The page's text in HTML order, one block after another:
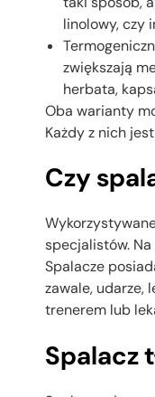
linolowy, czy
zwiększają
herbata,
Oba warianty
Każdy z nich
Czy
specjalistów.
Spalacze
zawale, udarze,
trenerem lub
Spalacz